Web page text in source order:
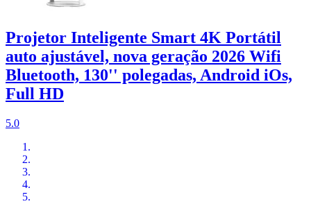
Projetor Inteligente Smart 4K Portátil
auto ajustável, nova geração 2026 Wifi
Bluetooth, 130'' polegadas, Android iOs,
Full HD
5.0